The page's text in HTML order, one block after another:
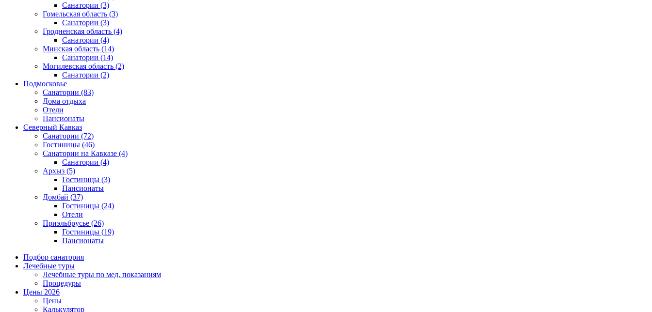
Санатории (3)
Гомельская область (3)
Санатории (3)
Гродненская область (4)
Санатории (4)
Минская область (14)
Санатории (14)
Могилевская область (2)
Санатории (2)
Подмосковье
Санатории (83)
Дома отдыха
Отели
Пансионаты
Северный Кавказ
Санатории (72)
Гостиницы (46)
Санатории на Кавказе (4)
Санатории (4)
Архыз (5)
Гостиницы (3)
Пансионаты
Домбай (37)
Гостиницы (24)
Отели
Приэльбрусье (26)
Гостиницы (19)
Пансионаты
Подбор санатория
Лечебные туры
Лечебные туры по мед. показаниям
Процедуры
Цены 2026
Цены
Калькулятор